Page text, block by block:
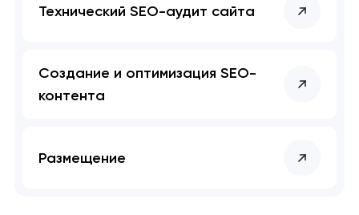
Технический SEO-аудит сайта
Создание и оптимизация SEO-
контента
Размещение